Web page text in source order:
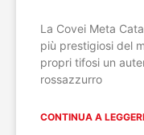
La Covei Meta
più prestigiosi del
propri tifosi un
rossazzurro
CONTINUA A